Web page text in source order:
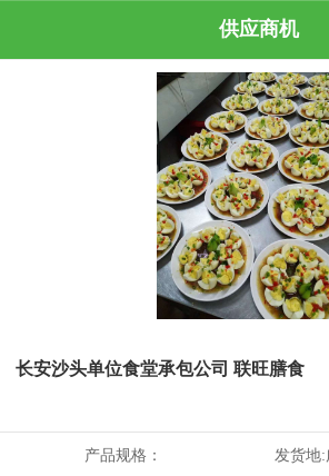
供应商机
长安沙头单位食堂承包公司 联旺膳食
产品规格： 发货地: